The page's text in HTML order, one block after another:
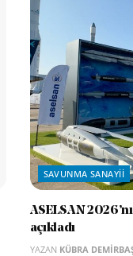
SAVUNMA SANAYII
ASELSAN
açıkladı
YAZAN KÜBRA